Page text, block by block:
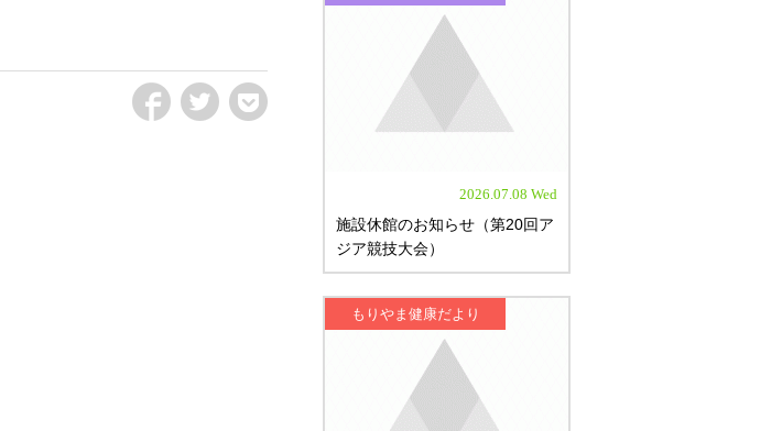
2026.07.08 Wed
施設休館のお知らせ（第20回ア
ジア競技大会）
もりやま健康だより